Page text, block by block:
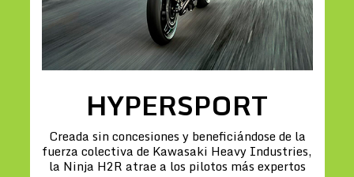
HYPERSPORT
Creada sin concesiones y beneficiándose de la
fuerza colectiva de Kawasaki Heavy Industries,
la Ninja H2R atrae a los pilotos más expertos